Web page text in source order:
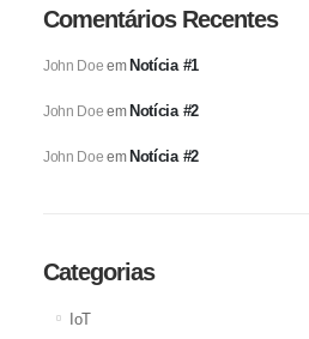
Comentários Recentes
John Doe em Notícia #1
John Doe em Notícia #2
John Doe em Notícia #2
Categorias
IoT